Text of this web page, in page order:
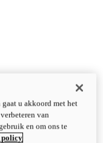
u akkoord met het
van
en om ons te
policy